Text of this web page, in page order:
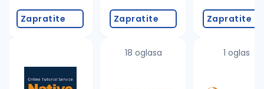
Zapratite Zapratite
18 oglasa
Zapratite
1 oglas